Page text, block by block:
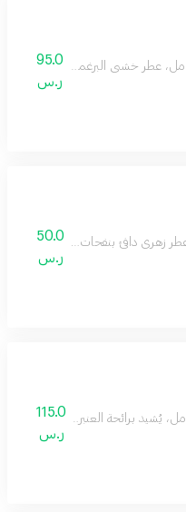
95.0
ر.س
50.0
ر.س
115.0
ر.س